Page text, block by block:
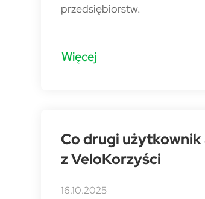
przedsiębiorstw.
Więcej
Co drugi
z VeloKorzyści
16.10.2025